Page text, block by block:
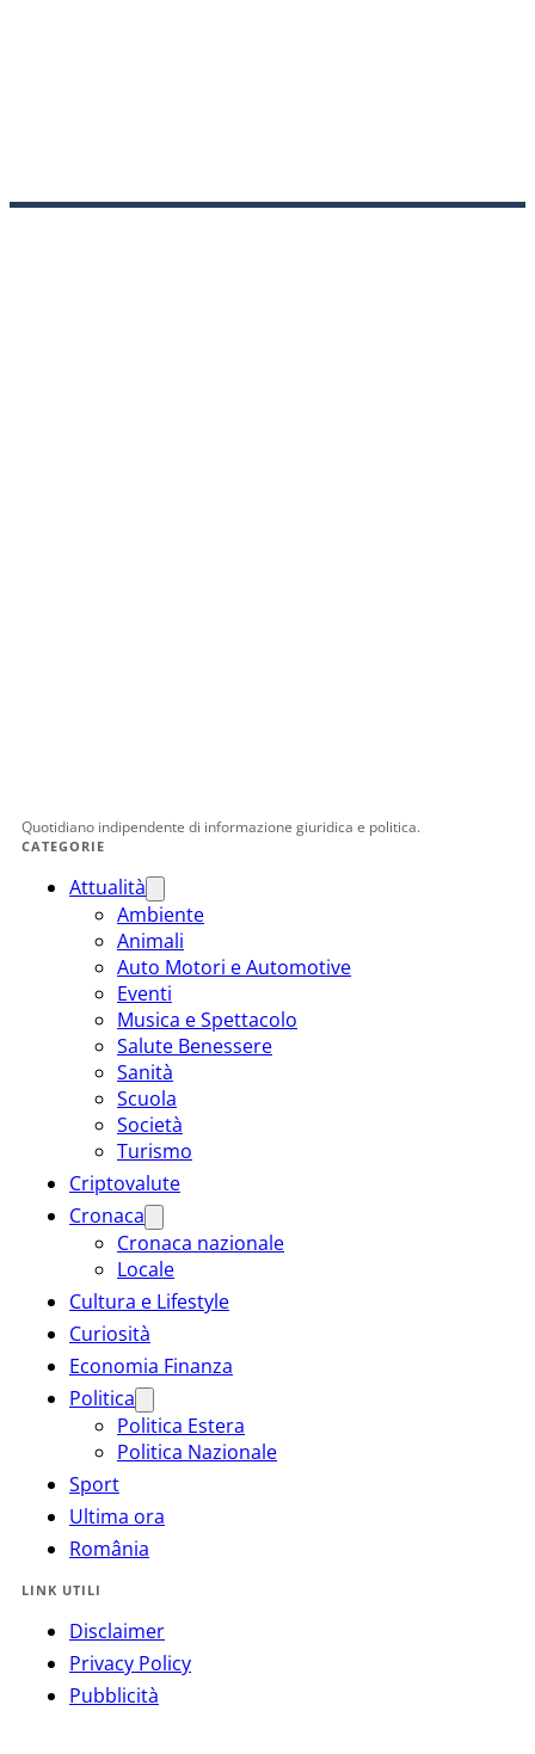
Quotidiano indipendente di informazione giuridica e politica.
CATEGORIE
Attualità
Ambiente
Animali
Auto Motori e Automotive
Eventi
Musica e Spettacolo
Salute Benessere
Sanità
Scuola
Società
Turismo
Criptovalute
Cronaca
Cronaca nazionale
Locale
Cultura e Lifestyle
Curiosità
Economia Finanza
Politica
Politica Estera
Politica Nazionale
Sport
Ultima ora
România
LINK UTILI
Disclaimer
Privacy Policy
Pubblicità